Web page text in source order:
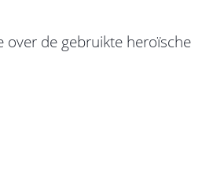
over de gebruikte heroïsche